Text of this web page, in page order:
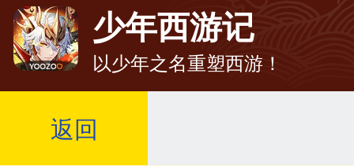
少年西游记
以少年之名重塑西游！
返回